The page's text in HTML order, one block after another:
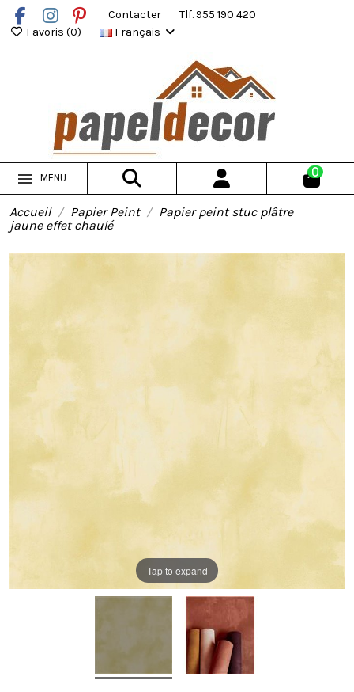
Contacter
Tlf. 955 190 420
Favoris (0) Français
MENU 0
Accueil Papier Peint
Papier peint stuc plâtre
jaune effet chaulé
Tap to expand